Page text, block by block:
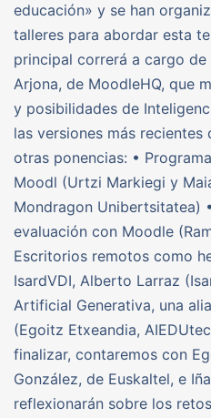
educación» y se han
talleres para abordar esta
principal correrá a cargo
Arjona, de MoodleHQ, que
y posibilidades de
las versiones más recientes
otras ponencias: •
Moodl (Urtzi Markiegi y
Mondragon Unibertsitatea)
evaluación con Moodle
Escritorios remotos como
IsardVDI, Alberto Larraz
Artificial Generativa, una
(Egoitz Etxeandia,
finalizar, contaremos con
González, de Euskaltel, e
reflexionarán sobre los